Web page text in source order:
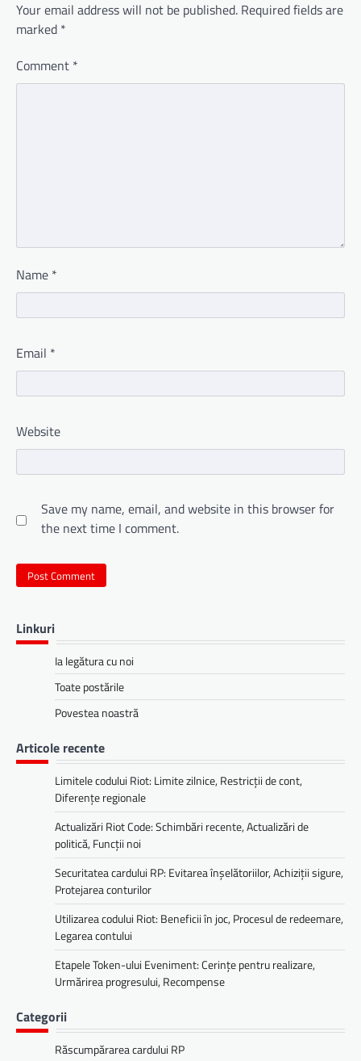
Your email address will not be published. Required fields are
marked *
Comment *
Name *
Email *
Website
Save my name, email, and website in this browser for
the next time I comment.
Linkuri
Ia legătura cu noi
Toate postările
Povestea noastră
Articole recente
Limitele codului Riot: Limite zilnice, Restricții de cont,
Diferențe regionale
Actualizări Riot Code: Schimbări recente, Actualizări de
politică, Funcții noi
Securitatea cardului RP: Evitarea înșelătoriilor, Achiziții sigure,
Protejarea conturilor
Utilizarea codului Riot: Beneficii în joc, Procesul de redeemare,
Legarea contului
Etapele Token-ului Eveniment: Cerințe pentru realizare,
Urmărirea progresului, Recompense
Categorii
Răscumpărarea cardului RP